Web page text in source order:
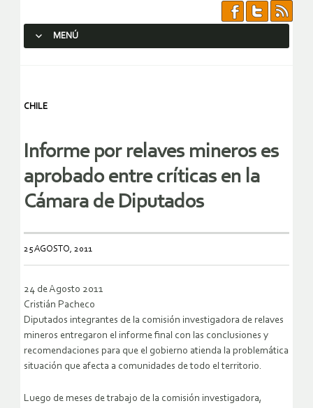
MENÚ
CHILE
Informe por relaves mineros es
aprobado entre críticas en la
Cámara de Diputados
25 AGOSTO, 2011
24 de Agosto 2011
Cristián Pacheco
Diputados integrantes de la comisión investigadora de relaves
mineros entregaron el informe final con las conclusiones y
recomendaciones para que el gobierno atienda la problemática
situación que afecta a comunidades de todo el territorio.
Luego de meses de trabajo de la comisión investigadora,